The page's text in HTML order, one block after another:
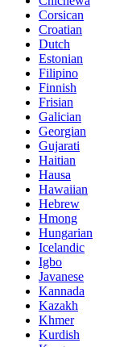
Corsican
Croatian
Dutch
Estonian
Filipino
Finnish
Frisian
Galician
Georgian
Gujarati
Haitian
Hausa
Hawaiian
Hebrew
Hmong
Hungarian
Icelandic
Igbo
Javanese
Kannada
Kazakh
Khmer
Kurdish